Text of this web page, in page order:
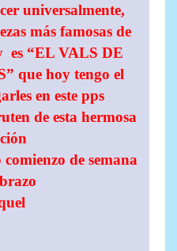
universalmente,
más famosas de
es “EL VALS DE
que hoy tengo el
en este pps
de esta hermosa
de semana